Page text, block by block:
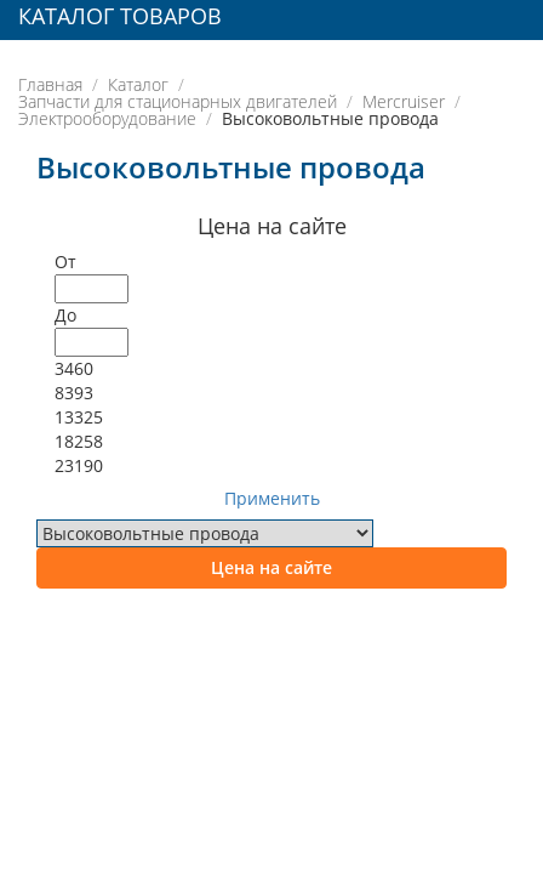
КАТАЛОГ ТОВАРОВ
Главная Каталог
Запчасти для стационарных двигателей Mercruiser
Электрооборудование Высоковольтные провода
Высоковольтные провода
Цена на сайте
От
До
3460
8393
13325
18258
23190
Применить
Цена на сайте